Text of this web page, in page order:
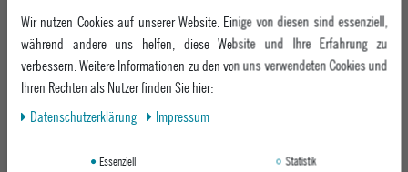
Gutscheine
Click & Collect
Samstag: 10:00 - 17:00
Whatsapp
Kontaktformular
Jobs
We Care - Wiederverwendete Verpackungen
Verleih
EPOXY STORES
Deggendorf
KEEP UP WITH US
Facebook
Wir nutzen Cookies auf unserer Website. Einige von diesen sind essenziell,
während andere uns helfen, diese Website und Ihre Erfahrung zu
verbessern. Weitere Informationen zu den von uns verwendeten Cookies und
Ihren Rechten als Nutzer finden Sie hier:
Daten­schutz­erklärung
Impressum
Essenziell
Statistik